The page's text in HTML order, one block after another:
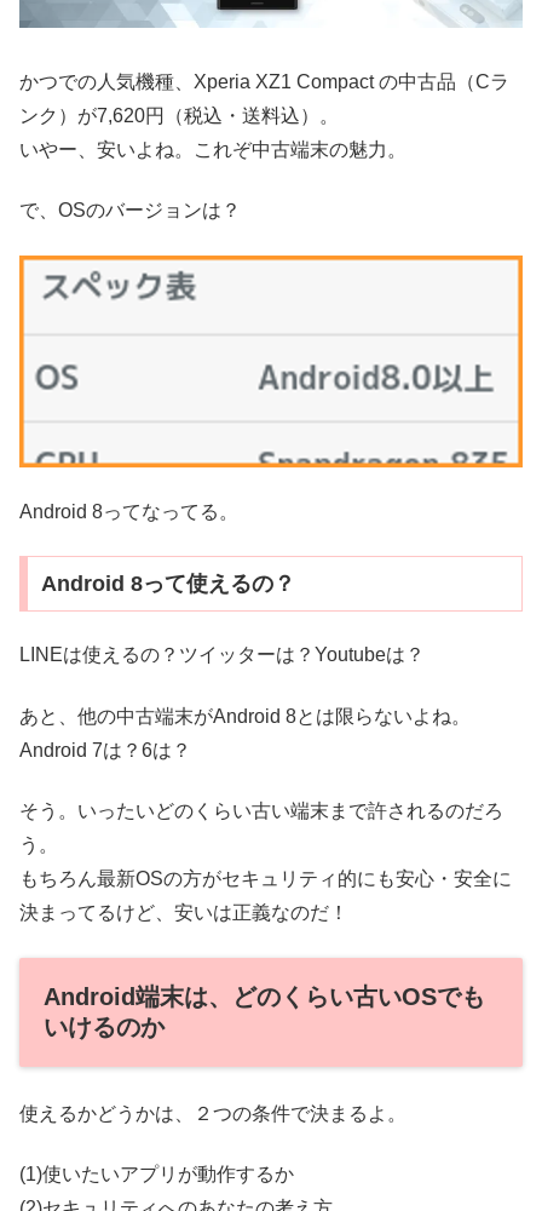
かつでの人気機種、Xperia XZ1 Compact の中古品（Cラ
ンク）が7,620円（税込・送料込）。
いやー、安いよね。これぞ中古端末の魅力。
で、OSのバージョンは？
Android 8ってなってる。
Android 8って使えるの？
LINEは使えるの？ツイッターは？Youtubeは？
あと、他の中古端末がAndroid 8とは限らないよね。
Android 7は？6は？
そう。いったいどのくらい古い端末まで許されるのだろ
う。
もちろん最新OSの方がセキュリティ的にも安心・安全に
決まってるけど、安いは正義なのだ！
Android端末は、どのくらい古いOSでも
いけるのか
使えるかどうかは、２つの条件で決まるよ。
(1)使いたいアプリが動作するか